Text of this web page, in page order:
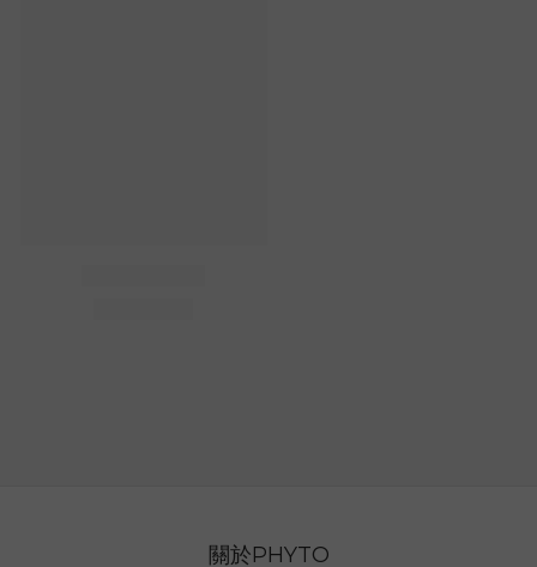
關於PHYTO